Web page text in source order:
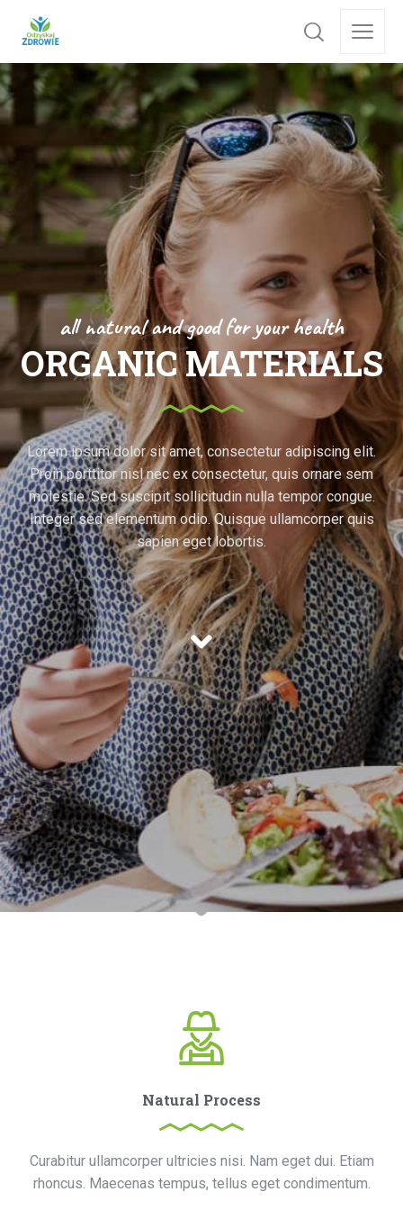
all natural and good for your health
ORGANIC MATERIALS
Lorem ipsum dolor sit amet, consectetur adipiscing elit.
Proin porttitor nisl nec ex consectetur, quis ornare sem
molestie. Sed suscipit sollicitudin nulla tempor congue.
Integer sed elementum odio. Quisque ullamcorper quis
sapien eget lobortis.
Natural Process
Curabitur ullamcorper ultricies nisi. Nam eget dui. Etiam
rhoncus. Maecenas tempus, tellus eget condimentum.